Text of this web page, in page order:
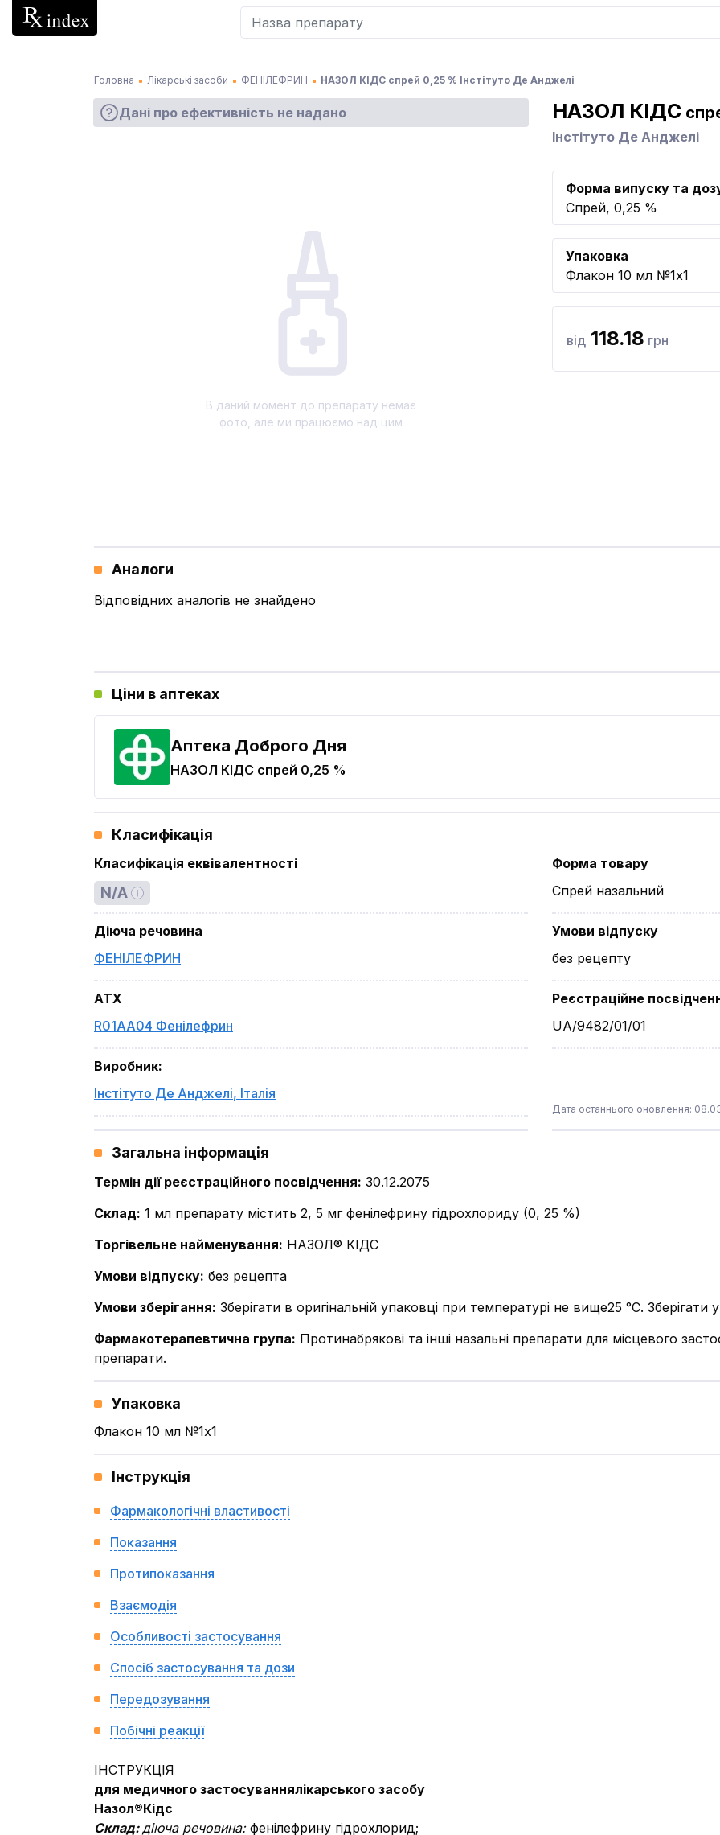
Головна Лікарські засоби ФЕНІЛЕФРИН НАЗОЛ КІДС спрей 0,25 % Інстітуто Де Анджелі
Дані про ефективність не надано
В даний момент до препарату немає
фото, але ми працюємо над цим
НАЗОЛ КІДС
Інстітуто Де Анджелі
Форма випуску та
Спрей, 0,25 %
Упаковка
Флакон 10 мл №1x1
від 118.18 грн
Аналоги
Відповідних аналогів не знайдено
Ціни в аптеках
Аптека Доброго Дня
НАЗОЛ КІДС спрей 0,25 %
Класифікація
Класифікація еквівалентності
N/A
Діюча речовина
ФЕНІЛЕФРИН
ATX
R01AA04 Фенілефрин
Виробник:
Інстітуто Де Анджелі, Італія
Форма товару
Спрей назальний
Умови відпуску
без рецепту
Реєстраційне
UA/9482/01/01
Дата останнього оновлення:
Загальна інформація
Термін дії реєстраційного посвідчення: 30.12.2075
Склад: 1 мл препарату містить 2, 5 мг фенілефрину гідрохлориду (0, 25 %)
Торгівельне найменування: НАЗОЛ® КІДС
Умови відпуску: без рецепта
Умови зберігання: Зберігати в оригінальній упаковці при температурі не вище25 °С. Зберігати
Фармакотерапевтична група: Протинабрякові та інші назальні препарати для місцевого
препарати.
Упаковка
Флакон 10 мл №1x1
Інструкція
Фармакологічні властивості
Показання
Протипоказання
Взаємодія
Особливості застосування
Спосіб застосування та дози
Передозування
Побічні реакції
ІНСТРУКЦІЯ
для медичного застосуваннялікарського засобу
Назол®Кідс
Cклад:діюча речовина: фенілефрину гідрохлорид;